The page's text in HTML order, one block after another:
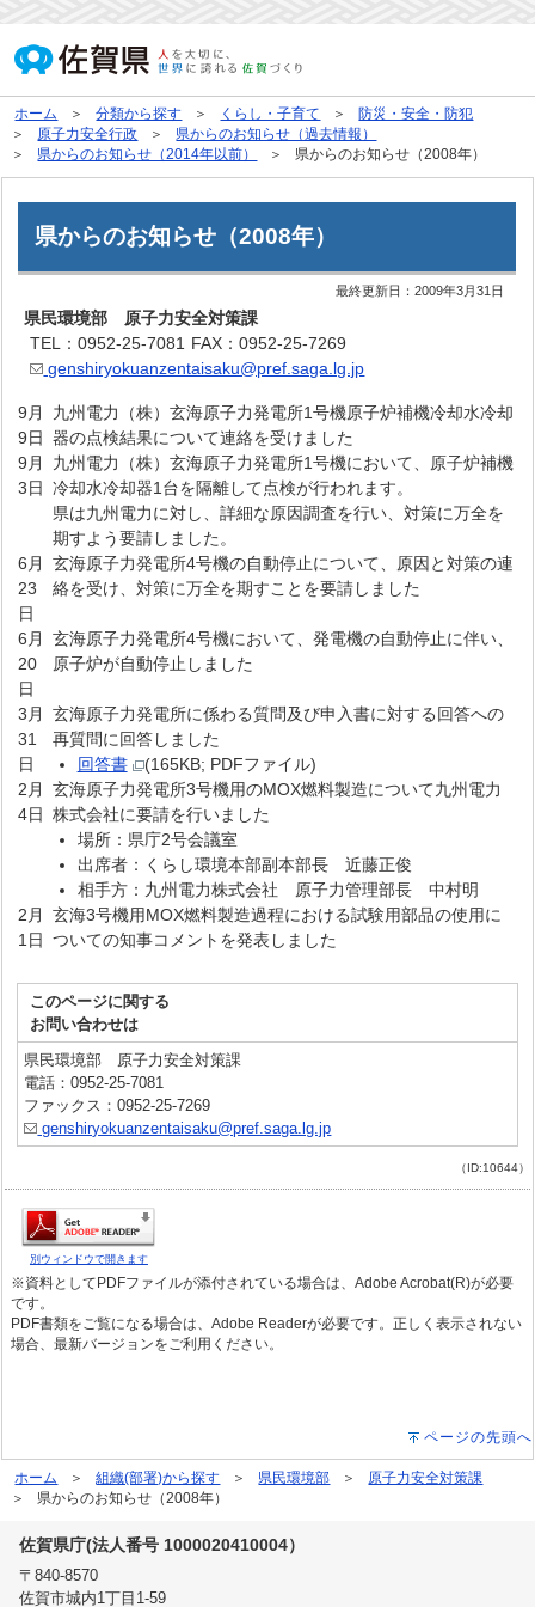
ホーム 分類から探す くらし・子育て
防災・安全・防犯
原子力安全行政
県からのお知らせ（過去情報）
県からのお知らせ（2014年以前）
県からのお知らせ（2008年）
県からのお知らせ（2008年）
最終更新日：2009年3月31日
県民環境部 原子力安全対策課
TEL：0952-25-7081 FAX：0952-25-7269
genshiryokuanzentaisaku@pref.saga.lg.jp
9月
9日
九州電力（株）玄海原子力発電所1号機原子炉補機冷却水冷却
器の点検結果について連絡を受けました
9月
3日
九州電力（株）玄海原子力発電所1号機において、原子炉補機
冷却水冷却器1台を隔離して点検が行われます。
県は九州電力に対し、詳細な原因調査を行い、対策に万全を
期すよう要請しました。
6月
23
日
玄海原子力発電所4号機の自動停止について、原因と対策の連
絡を受け、対策に万全を期すことを要請しました
6月
20
日
玄海原子力発電所4号機において、発電機の自動停止に伴い、
原子炉が自動停止しました
3月
31
日
玄海原子力発電所に係わる質問及び申入書に対する回答への
再質問に回答しました
回答書
(165KB; PDFファイル)
2月
4日
玄海原子力発電所3号機用のMOX燃料製造について九州電力
株式会社に要請を行いました
場所：県庁2号会議室
出席者：くらし環境本部副本部長 近藤正俊
相手方：九州電力株式会社 原子力管理部長 中村明
2月
1日
玄海3号機用MOX燃料製造過程における試験用部品の使用に
ついての知事コメントを発表しました
このページに関する
お問い合わせは
県民環境部 原子力安全対策課
電話：0952-25-7081
ファックス：0952-25-7269
genshiryokuanzentaisaku@pref.saga.lg.jp
（ID:10644）
別ウィンドウで開きます
※資料としてPDFファイルが添付されている場合は、Adobe Acrobat(R)が必要
です。
PDF書類をご覧になる場合は、Adobe Readerが必要です。正しく表示されない
場合、最新バージョンをご利用ください。
ページの先頭へ
ホーム 組織(部署)から探す 県民環境部
原子力安全対策課
県からのお知らせ（2008年）
佐賀県庁(法人番号 1000020410004）
〒840-8570
佐賀市城内1丁目1-59